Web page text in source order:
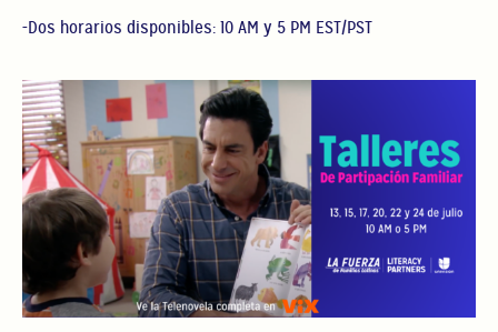
-Dos horarios disponibles: 10 AM y 5 PM EST/PST